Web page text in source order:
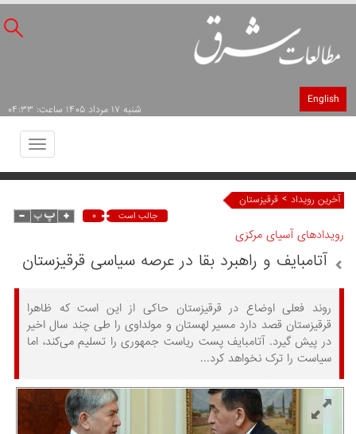
English
شنبه ۱۷ مرداد ۱۴۰۵ ساعت: ۰۴:۳۳
Toggle
آخرین رویداد > قرقیزستان
جالب است ۰
رویدادهای آسیای مرکزی
آتامبایف و راهبرد بقا در عرصه سیاسی قرقیزستان
روند فعلی اوضاع در قرقیزستان حاکی از این است که ظاهرا
قرقیزستان قصد دارد مسیر لهستان و مولداوی را طی چند سال اخیر
در پیش گیرد. آتامبایف پست ریاست جمهوری را تسلیم می‌کند، اما
سیاست را ترک نخواهد کرد...